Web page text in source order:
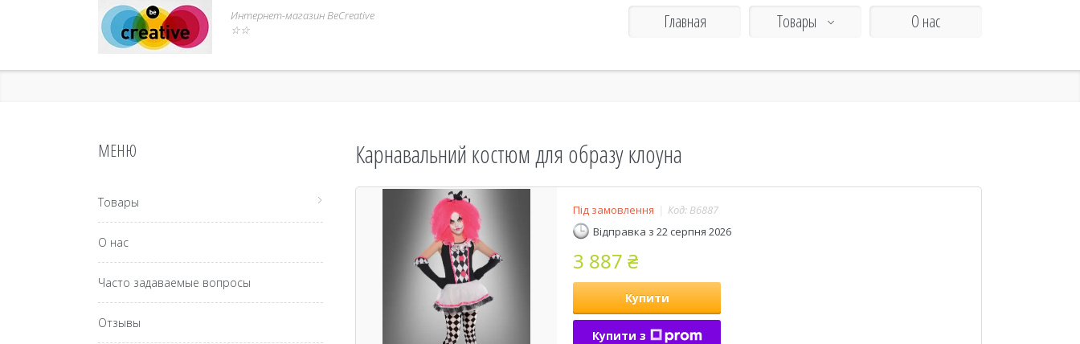
Интернет-магазин BeCreative
☆☆
Главная Товары О нас
Карнавальний костюм для образу клоуна
Під замовлення Код: B6887
Відправка з 22 серпня 2026
3 887 ₴
Купити
Купити з
Товары
О нас
Часто задаваемые вопросы
Отзывы